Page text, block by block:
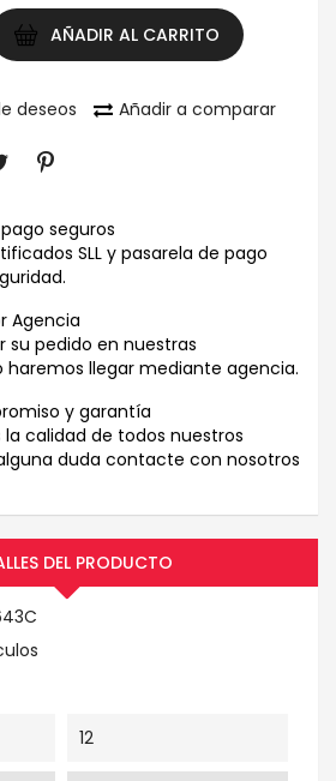
AÑADIR AL CARRITO
deseos Añadir a comparar
seguros
SLL y pasarela de pago
Agencia
su pedido en nuestras
haremos llegar mediante agencia.
y garantía
calidad de todos nuestros
duda contacte con nosotros
DEL PRODUCTO
12